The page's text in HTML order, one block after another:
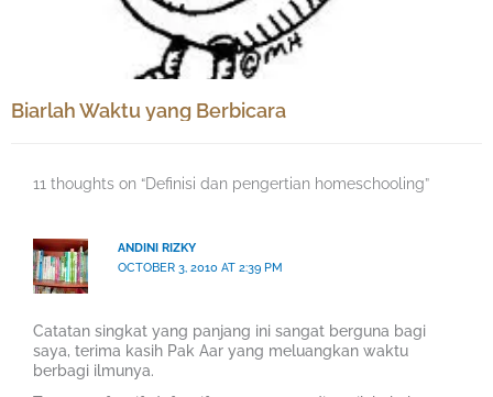
Biarlah Waktu yang Berbicara
11 thoughts on “Definisi dan pengertian homeschooling”
ANDINI RIZKY
OCTOBER 3, 2010 AT 2:39 PM
Catatan singkat yang panjang ini sangat berguna bagi
saya, terima kasih Pak Aar yang meluangkan waktu
berbagi ilmunya.